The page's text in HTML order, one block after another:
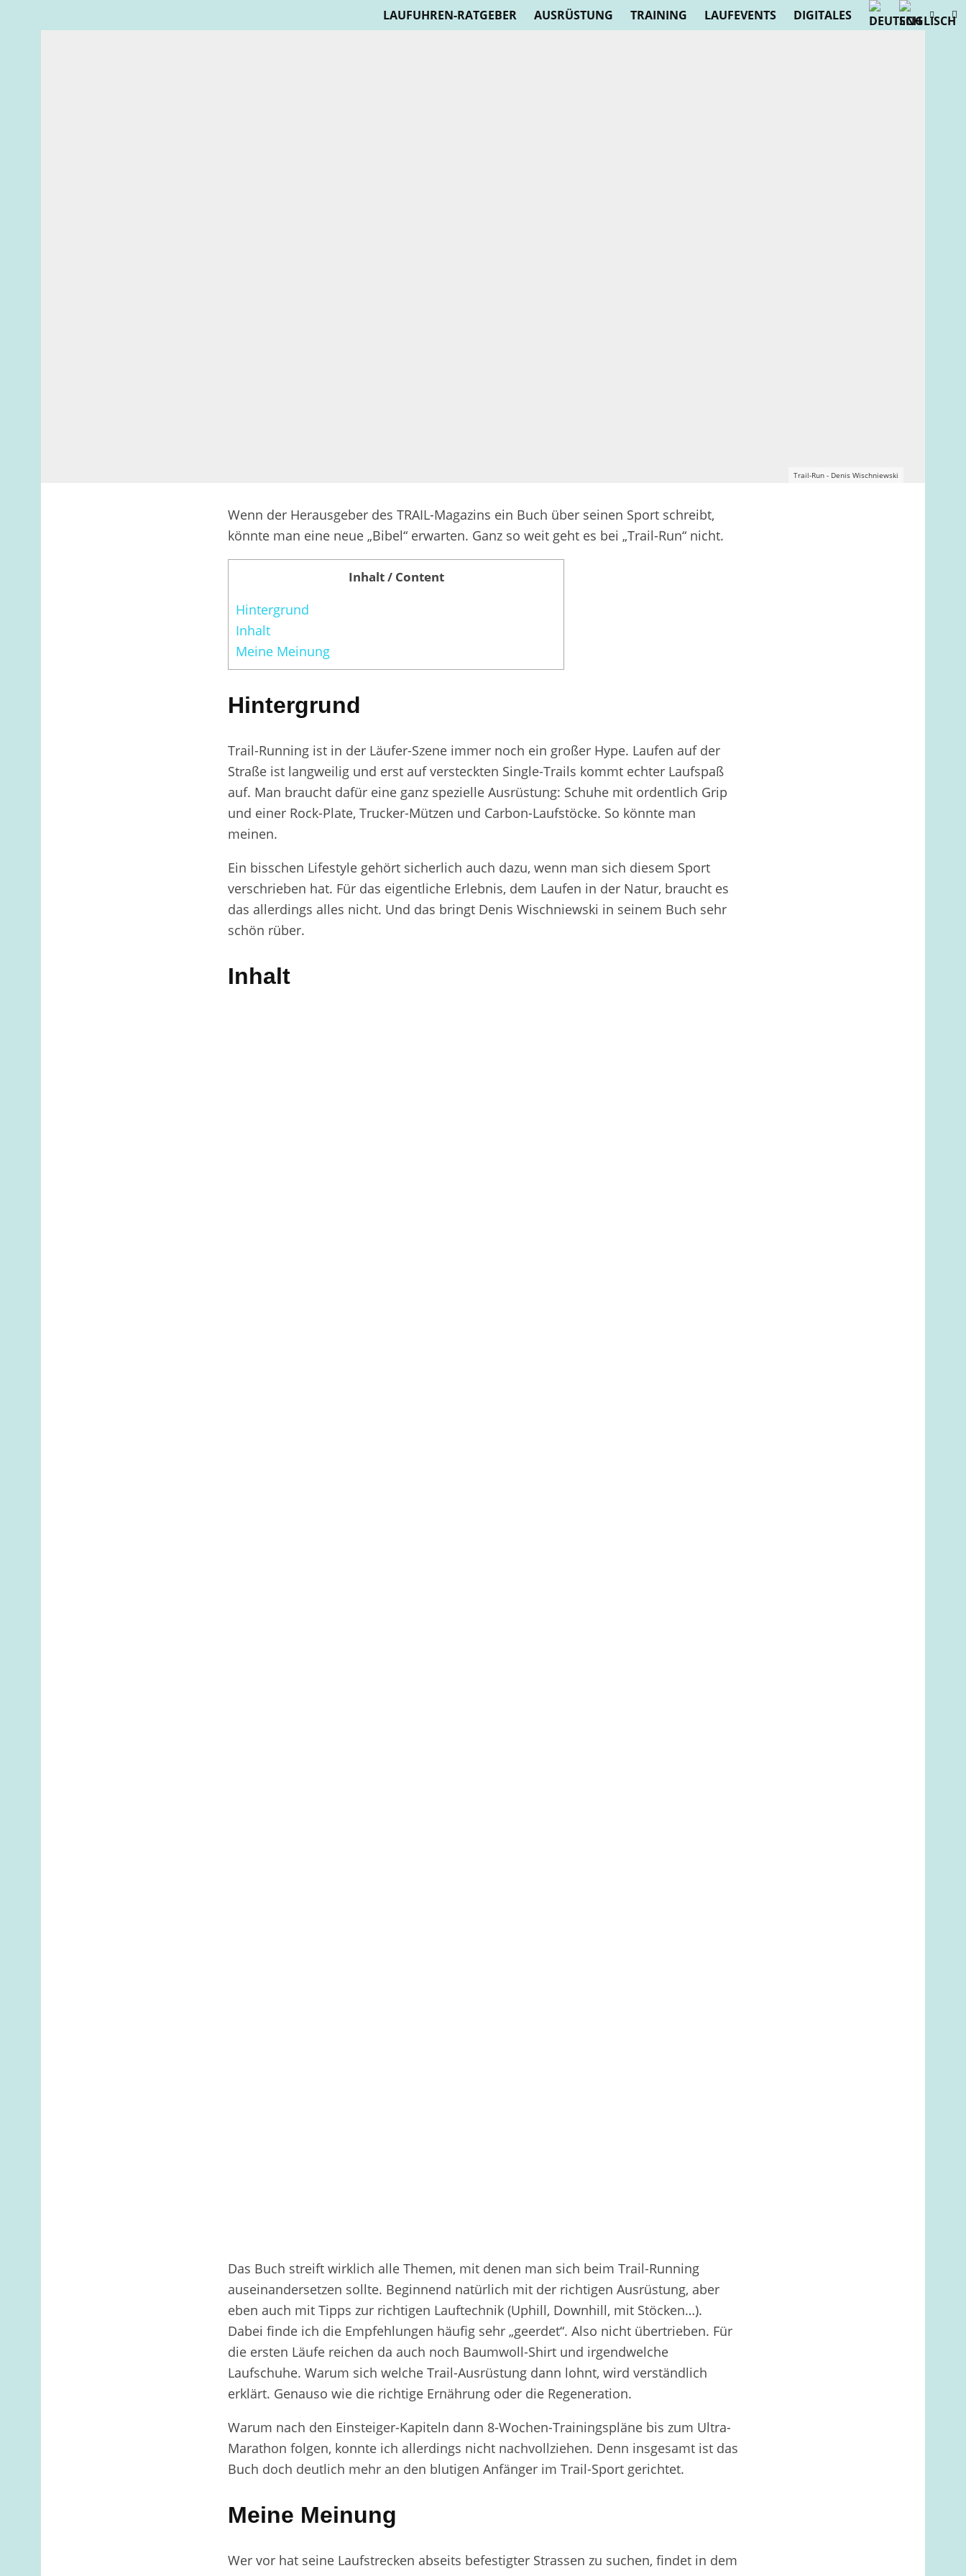
LAUFUHREN-RATGEBER AUSRÜSTUNG TRAINING LAUFEVENTS DIGITALES
Trail-Run - Denis Wischniewski
Wenn der Herausgeber des TRAIL-Magazins ein Buch über seinen Sport schreibt,
könnte man eine neue „Bibel“ erwarten. Ganz so weit geht es bei „Trail-Run“ nicht.
Inhalt / Content
Hintergrund
Inhalt
Meine Meinung
Hintergrund
Trail-Running ist in der Läufer-Szene immer noch ein großer Hype. Laufen auf der
Straße ist langweilig und erst auf versteckten Single-Trails kommt echter Laufspaß
auf. Man braucht dafür eine ganz spezielle Ausrüstung: Schuhe mit ordentlich Grip
und einer Rock-Plate, Trucker-Mützen und Carbon-Laufstöcke. So könnte man
meinen.
Ein bisschen Lifestyle gehört sicherlich auch dazu, wenn man sich diesem Sport
verschrieben hat. Für das eigentliche Erlebnis, dem Laufen in der Natur, braucht es
das allerdings alles nicht. Und das bringt Denis Wischniewski in seinem Buch sehr
schön rüber.
Inhalt
Das Buch streift wirklich alle Themen, mit denen man sich beim Trail-Running
auseinandersetzen sollte. Beginnend natürlich mit der richtigen Ausrüstung, aber
eben auch mit Tipps zur richtigen Lauftechnik (Uphill, Downhill, mit Stöcken…).
Dabei finde ich die Empfehlungen häufig sehr „geerdet“. Also nicht übertrieben. Für
die ersten Läufe reichen da auch noch Baumwoll-Shirt und irgendwelche
Laufschuhe. Warum sich welche Trail-Ausrüstung dann lohnt, wird verständlich
erklärt. Genauso wie die richtige Ernährung oder die Regeneration.
Warum nach den Einsteiger-Kapiteln dann 8-Wochen-Trainingspläne bis zum Ultra-
Marathon folgen, konnte ich allerdings nicht nachvollziehen. Denn insgesamt ist das
Buch doch deutlich mehr an den blutigen Anfänger im Trail-Sport gerichtet.
Meine Meinung
Wer vor hat seine Laufstrecken abseits befestigter Strassen zu suchen, findet in dem